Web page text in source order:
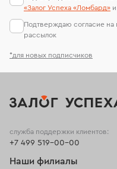
*для новых подписчиков
«Залог Успеха «Ломбард» и
Подтверждаю согласие
рассылок
служба поддержки клиентов:
+7 499 519-00-00
Наши филиалы